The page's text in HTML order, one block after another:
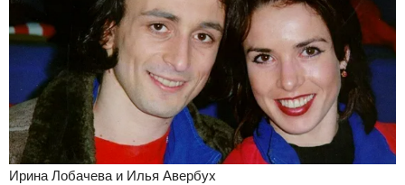
Ирина Лобачева и Илья Авербух